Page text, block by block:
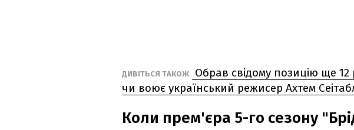
ДИВІТЬСЯ ТАКОЖ
Обрав свідому позицію ще 12
чи воює український режисер Ахтем
Коли прем'єра 5-го сезону